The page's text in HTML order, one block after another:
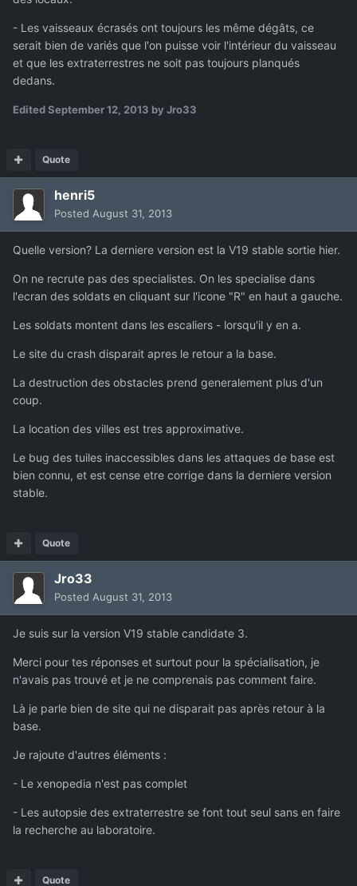
- Les vaisseaux écrasés ont toujours les même dégâts, ce
serait bien de variés que l'on puisse voir l'intérieur du vaisseau
et que les extraterrestres ne soit pas toujours planqués
dedans.
EditedSeptember 12, 2013 by Jro33
Quote
henri5
Posted August 31, 2013
Quelle version? La derniere version est la V19 stable sortie hier.
On ne recrute pas des specialistes. On les specialise dans
l'ecran des soldats en cliquant sur l'icone "R" en haut a gauche.
Les soldats montent dans les escaliers - lorsqu'il y en a.
Le site du crash disparait apres le retour a la base.
La destruction des obstacles prend generalement plus d'un
coup.
La location des villes est tres approximative.
Le bug des tuiles inaccessibles dans les attaques de base est
bien connu, et est cense etre corrige dans la derniere version
stable.
Quote
Jro33
Posted August 31, 2013
Je suis sur la version V19 stable candidate 3.
Merci pour tes réponses et surtout pour la spécialisation, je
n'avais pas trouvé et je ne comprenais pas comment faire.
Là je parle bien de site qui ne disparait pas après retour à la
base.
Je rajoute d'autres éléments :
- Le xenopedia n'est pas complet
- Les autopsie des extraterrestre se font tout seul sans en faire
la recherche au laboratoire.
Quote